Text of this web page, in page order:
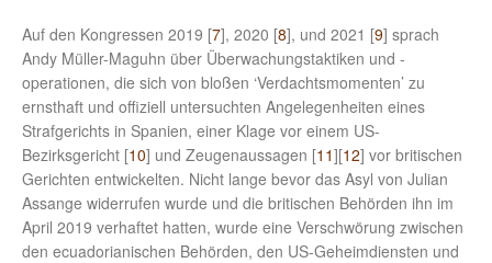
Auf den Kongressen 2019 [7], 2020 [8], und 2021 [9] sprach
Andy Müller-Maguhn über Überwachungstaktiken und -
operationen, die sich von bloßen ‘Verdachtsmomenten’ zu
ernsthaft und offiziell untersuchten Angelegenheiten eines
Strafgerichts in Spanien, einer Klage vor einem US-
Bezirksgericht [10] und Zeugenaussagen [11][12] vor britischen
Gerichten entwickelten. Nicht lange bevor das Asyl von Julian
Assange widerrufen wurde und die britischen Behörden ihn im
April 2019 verhaftet hatten, wurde eine Verschwörung zwischen
den ecuadorianischen Behörden, den US-Geheimdiensten und